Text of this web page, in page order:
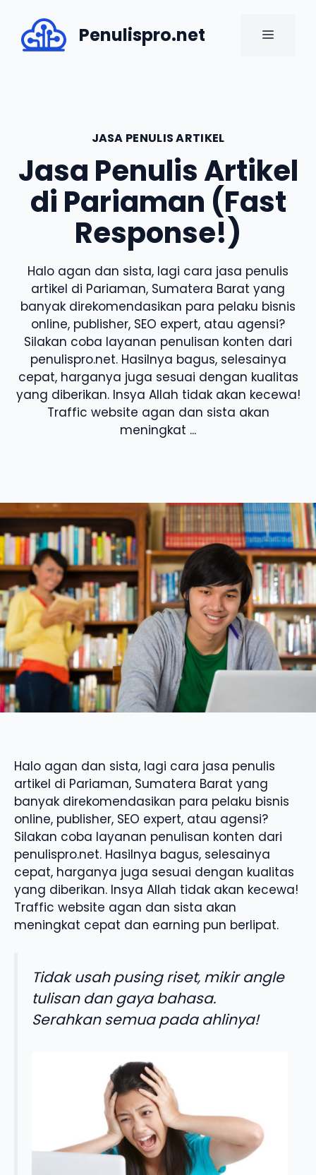
content
Penulispro.net MENU
JASA PENULIS ARTIKEL
Jasa Penulis Artikel
di Pariaman (Fast
Response!)
Halo agan dan sista, lagi cara jasa penulis
artikel di Pariaman, Sumatera Barat yang
banyak direkomendasikan para pelaku bisnis
online, publisher, SEO expert, atau agensi?
Silakan coba layanan penulisan konten dari
penulispro.net. Hasilnya bagus, selesainya
cepat, harganya juga sesuai dengan kualitas
yang diberikan. Insya Allah tidak akan kecewa!
Traffic website agan dan sista akan
meningkat ...
Halo agan dan sista, lagi cara jasa penulis
artikel di Pariaman, Sumatera Barat yang
banyak direkomendasikan para pelaku bisnis
online, publisher, SEO expert, atau agensi?
Silakan coba layanan penulisan konten dari
penulispro.net. Hasilnya bagus, selesainya
cepat, harganya juga sesuai dengan kualitas
yang diberikan. Insya Allah tidak akan kecewa!
Traffic website agan dan sista akan
meningkat cepat dan earning pun berlipat.
Tidak usah pusing riset, mikir angle
tulisan dan gaya bahasa.
Serahkan semua pada ahlinya!